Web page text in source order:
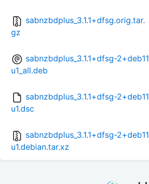
sabnzbdplus_3.1.1+dfsg.orig.tar.
gz
sabnzbdplus_3.1.1+dfsg-2+deb11
u1_all.deb
sabnzbdplus_3.1.1+dfsg-2+deb11
u1.dsc
sabnzbdplus_3.1.1+dfsg-2+deb11
u1.debian.tar.xz